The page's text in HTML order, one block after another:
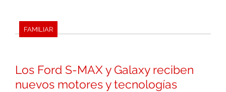
FAMILIAR
Los Ford S-MAX y Galaxy reciben
nuevos motores y tecnologías